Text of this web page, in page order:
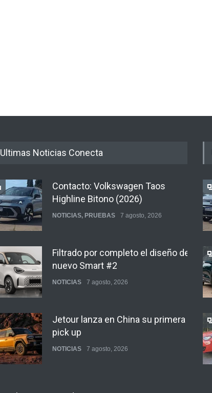
Ultimas Noticias Conecta
Contacto: Volkswagen Taos
Highline Bitono (2026)
NOTICIAS, PRUEBAS 7 agosto, 2026
Filtrado por completo el diseño del
nuevo Smart #2
NOTICIAS 7 agosto, 2026
Jetour lanza en China su primera
pick up
NOTICIAS 7 agosto, 2026